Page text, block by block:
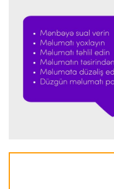
İtaliya S.A. 23:59 05.08.2026
"Ümid edirəm ki,
"Yuventus" PSJ-nin